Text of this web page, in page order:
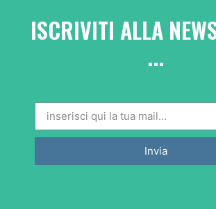
ISCRIVITI ALLA
...
Invia